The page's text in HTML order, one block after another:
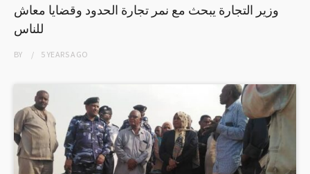
وزير التجارة يبحث مع نمر تجارة الحدود وقضايا معاش
للناس
BY 5 YEARSAGO